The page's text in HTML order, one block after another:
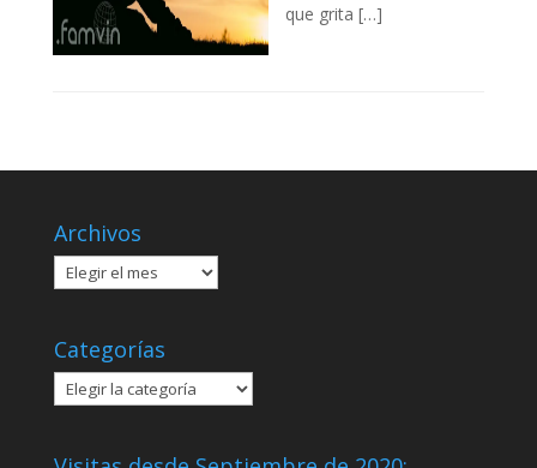
que grita […]
Archivos
Archivos
Categorías
Categorías